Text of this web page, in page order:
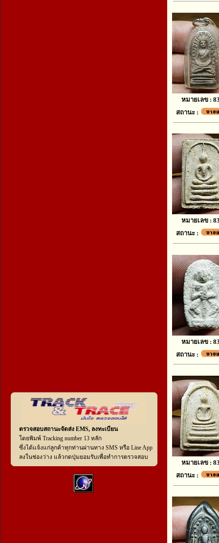
ตรวจสอบสถานะจัดส่ง EMS, ลงทะเบียน
โดยพิมพ์ Tracking number 13 หลัก
ซึ่งได้แจ้งแก่ลูกค้าทุกท่านผ่านทาง SMS หรือ Line App
ลงในช่องว่าง แล้วกดปุ่มยอมรับเพื่อทำการตรวจสอบ
หมายเลข :
สถานะ :
หมายเลข :
สถานะ :
หมายเลข :
สถานะ :
หมายเลข :
สถานะ :